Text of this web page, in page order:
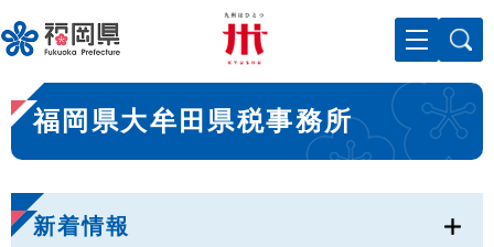
ー
ジ
先
頭
で
。
メニューを飛ばして本文へ
本
文
福岡県大牟田県税事務所
新着情報